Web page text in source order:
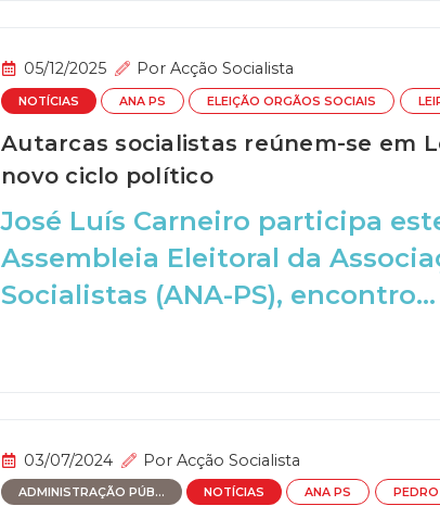
05/12/2025 Por Acção Socialista
NOTÍCIAS ANA PS ELEIÇÃO ORGÃOS SOCIAIS
Autarcas socialistas reúnem-se em
novo ciclo político
José Luís Carneiro participa
Assembleia Eleitoral da
Socialistas (ANA-PS), encontro...
03/07/2024 Por Acção Socialista
ADMINISTRAÇÃO PÚB... NOTÍCIAS ANA PS